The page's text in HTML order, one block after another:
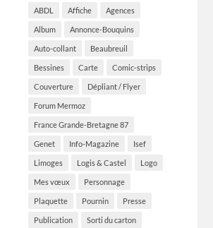
ABDL Affiche Agences
Album Annonce-Bouquins
Auto-collant Beaubreuil
Bessines Carte Comic-strips
Couverture Dépliant / Flyer
Forum Mermoz
France Grande-Bretagne 87
Genet Info-Magazine Isef
Limoges Logis & Castel Logo
Mes vœux Personnage
Plaquette Pournin Presse
Publication Sorti du carton